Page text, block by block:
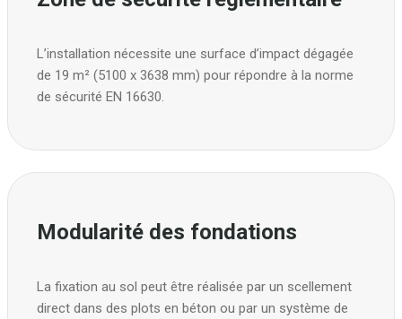
L’installation nécessite une surface d’impact dégagée
de 19 m² (5100 x 3638 mm) pour répondre à la norme
de sécurité EN 16630.
Modularité des fondations
La fixation au sol peut être réalisée par un scellement
direct dans des plots en béton ou par un système de